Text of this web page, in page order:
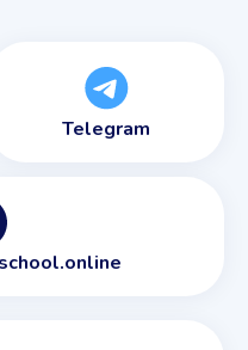
Telegram